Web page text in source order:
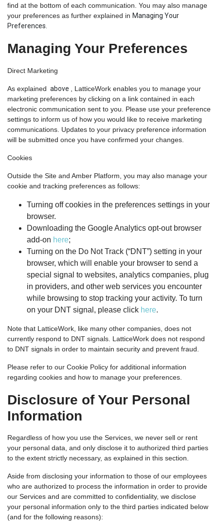
find at the bottom of each communication. You may also manage
your preferences as further explained in Managing Your
Preferences.
Managing Your Preferences
Direct Marketing
As explained above
, LatticeWork enables you to manage your
marketing preferences by clicking on a link contained in each
electronic communication sent to you. Please use your preference
settings to inform us of how you would like to receive marketing
communications. Updates to your privacy preference information
will be submitted once you have confirmed your changes.
Cookies
Outside the Site and Amber Platform, you may also manage your
cookie and tracking preferences as follows:
Turning off cookies in the preferences settings in your
browser.
Downloading the Google Analytics opt-out browser
add-on here;
Turning on the Do Not Track (“DNT”) setting in your
browser, which will enable your browser to send a
special signal to websites, analytics companies, plug
in providers, and other web services you encounter
while browsing to stop tracking your activity. To turn
on your DNT signal, please click here.
Note that LatticeWork, like many other companies, does not
currently respond to DNT signals. LatticeWork does not respond
to DNT signals in order to maintain security and prevent fraud.
Please refer to our Cookie Policy for additional information
regarding cookies and how to manage your preferences.
Disclosure of Your Personal
Information
Regardless of how you use the Services, we never sell or rent
your personal data, and only disclose it to authorized third parties
to the extent strictly necessary, as explained in this section.
Aside from disclosing your information to those of our employees
who are authorized to process the information in order to provide
our Services and are committed to confidentiality, we disclose
your personal information only to the third parties indicated below
(and for the following reasons):